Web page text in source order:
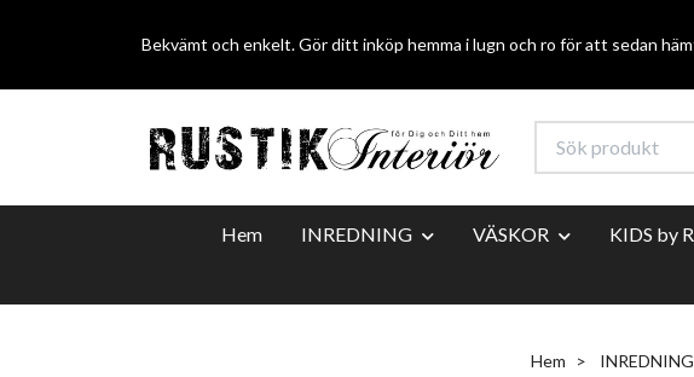
Bekvämt och enkelt. Gör ditt inköp hemma i lugn och ro för att sedan
Hem INREDNING VÄSKOR KIDS by
Hem INREDNING